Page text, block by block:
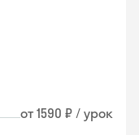
от 1590 ₽ / урок